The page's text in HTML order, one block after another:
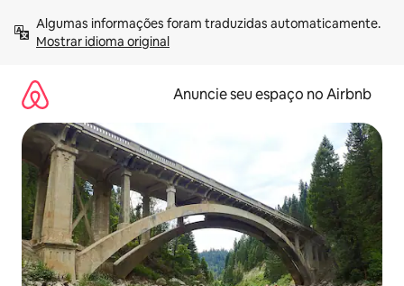
para
Mostrar idioma original
Anuncie seu espaço no Airbnb